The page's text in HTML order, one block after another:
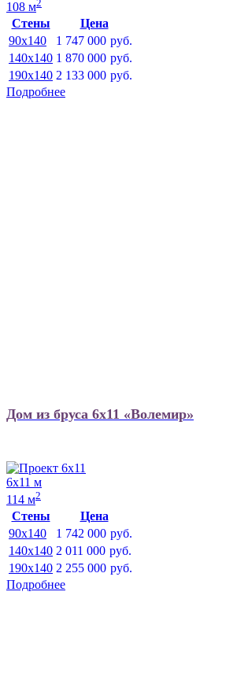
108 м2
Стены
Цена
90x140
1 747 000 руб.
140x140 1 870 000 руб.
190x140 2 133 000 руб.
Подробнее
Дом из бруса 6х11 «Волемир»
6х11 м
114 м2
Стены
Цена
90x140
1 742 000 руб.
140x140 2 011 000 руб.
190x140 2 255 000 руб.
Подробнее